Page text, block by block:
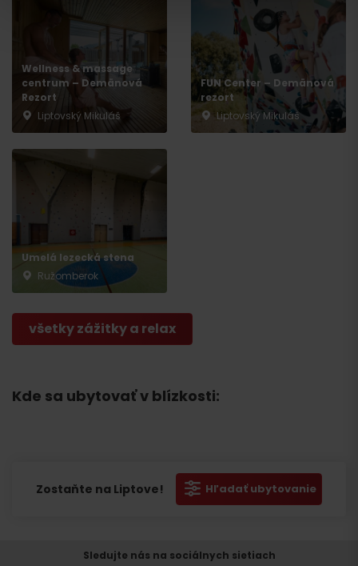
Wellness & massage
centrum – Demänová
Rezort
Liptovský Mikuláš
FUN Center – Demänová
rezort
Liptovský Mikuláš
Umelá lezecká stena
Ružomberok
všetky zážitky a relax
Kde sa ubytovať v blízkosti:
Zostaňte na Liptove! Hľadať ubytovanie
Odchod
Sledujte nás na sociálnych sietiach